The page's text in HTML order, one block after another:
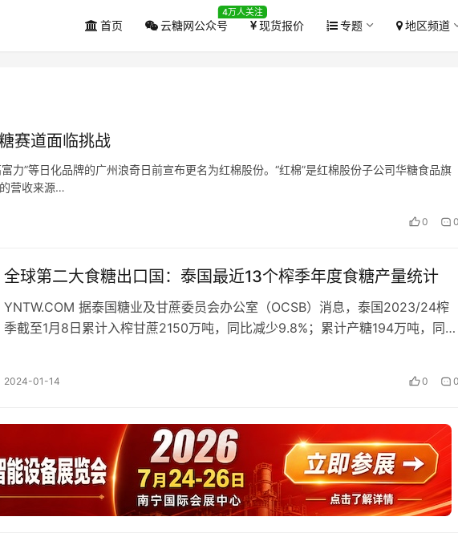
首页 云糖网公众号
4万人关注
现货报价 专题 地区频道
赛道面临挑战
力”等日化品牌的广州浪奇日前宣布更名为红棉股份。“红棉”是红棉股份子公司华糖食品旗
营收来源…
0 0
全球第二大食糖出口国：泰国最近13个榨季年度食糖产量统计
YNTW.COM 据泰国糖业及甘蔗委员会办公室（OCSB）消息，泰国2023/24榨
季截至1月8日累计入榨甘蔗2150万吨，同比减少9.8%；累计产糖194万吨，同比
2024-01-14 0 0